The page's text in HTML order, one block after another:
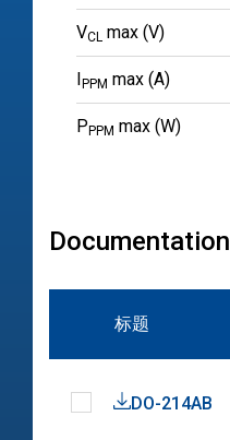
VCL max (V)
PPM max (A)
P PPM max (W)
Documentation
标题
DO-214AB